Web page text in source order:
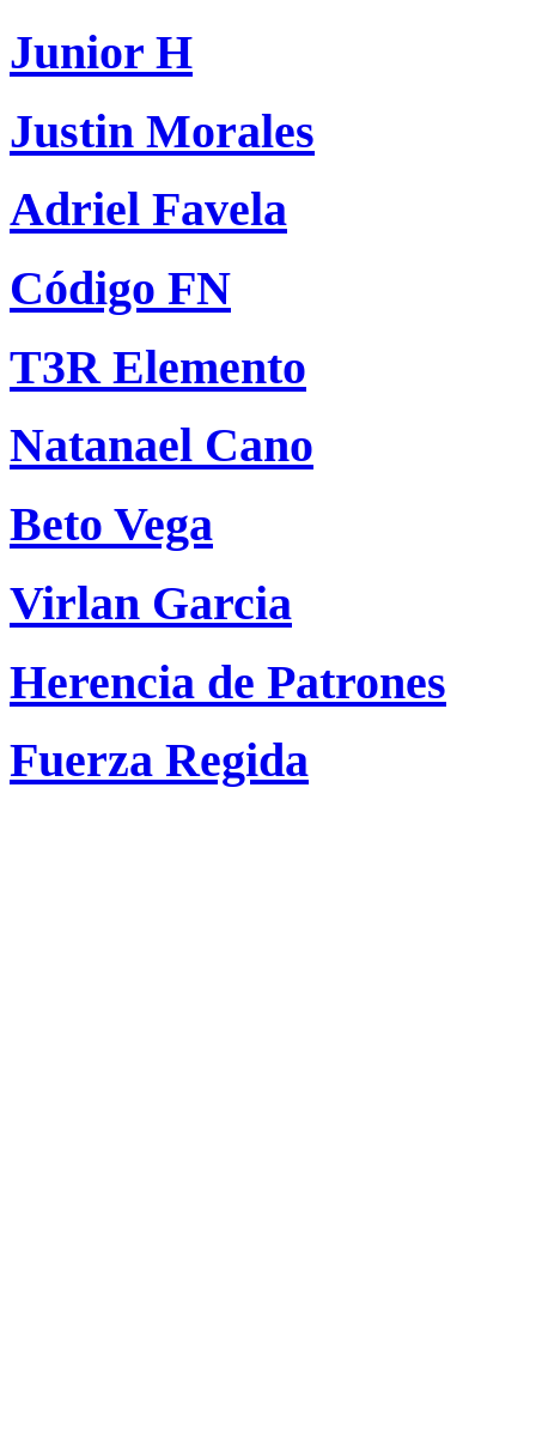
Junior H
Justin Morales
Adriel Favela
Código FN
T3R Elemento
Natanael Cano
Beto Vega
Virlan Garcia
Herencia de Patrones
Fuerza Regida